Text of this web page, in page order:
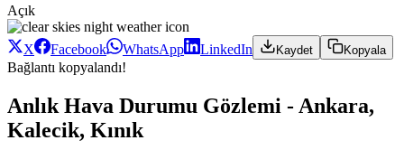
Açık
X Facebook WhatsApp LinkedIn Kaydet Kopyala
Bağlantı kopyalandı!
Anlık Hava Durumu Gözlemi - Ankara,
Kalecik, Kınık